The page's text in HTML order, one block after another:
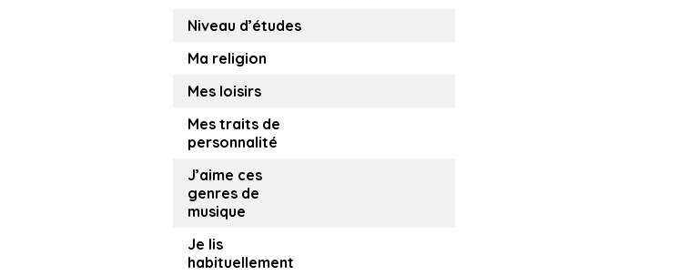
Niveau d’études
Ma religion
Mes loisirs
Mes traits de
personnalité
J’aime ces
genres de
musique
Je lis
habituellement